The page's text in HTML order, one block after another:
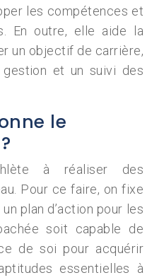
les compétences et
En outre, elle aide la
un objectif de carrière,
et un suivi des
le
à réaliser des
Pour ce faire, on fixe
plan d’action pour les
soit capable de
de soi pour acquérir
essentielles à